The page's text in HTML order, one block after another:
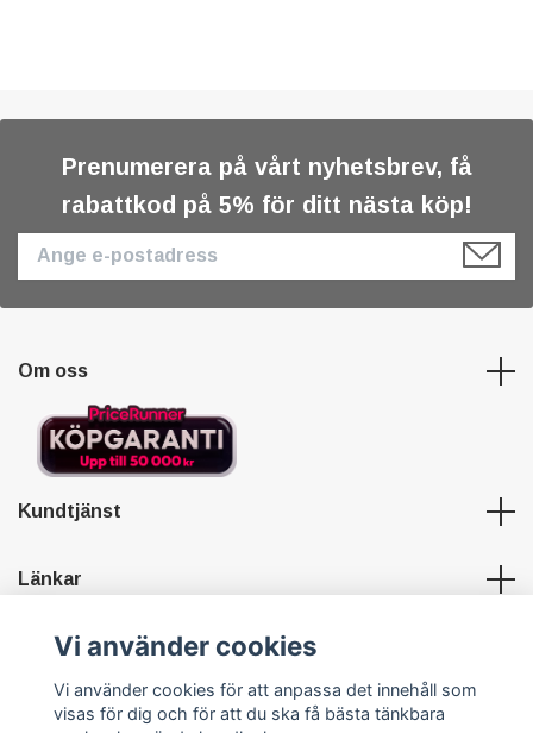
Prenumerera på vårt nyhetsbrev, få
rabattkod på 5% för ditt nästa köp!
Om oss
Kundtjänst
Länkar
Sociala medier
Vi använder cookies
Vi använder cookies för att anpassa det innehåll som
visas för dig och för att du ska få bästa tänkbara